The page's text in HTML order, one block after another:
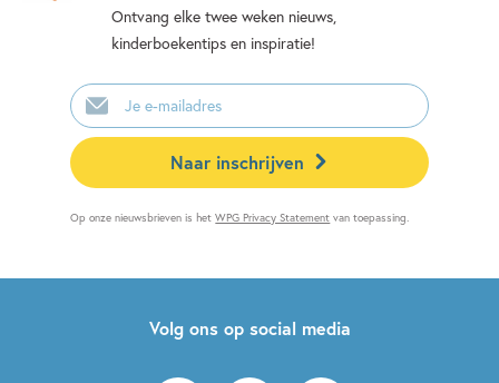
Ontvang elke twee weken nieuws,
kinderboekentips en inspiratie!
E-
mailadres
Naar inschrijven
Op onze nieuwsbrieven is hetWPG Privacy Statement van toepassing.
Volg ons op social media